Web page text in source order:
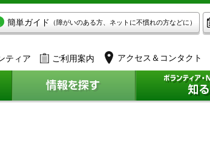
簡単ガイド （障がいのある方、ネットに不慣れの方などに）
ティア ご利用案内 アクセス＆コンタクト